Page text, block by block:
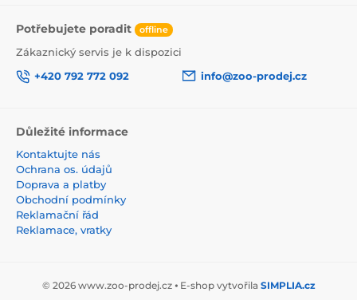
Potřebujete poradit offline
Zákaznický servis je k dispozici
+420 792 772 092
info@zoo-prodej.cz
Důležité informace
Kontaktujte nás
Ochrana os. údajů
Doprava a platby
Obchodní podmínky
Reklamační řád
Reklamace, vratky
© 2026 www.zoo-prodej.cz ⦁ E-shop vytvořila SIMPLIA.cz